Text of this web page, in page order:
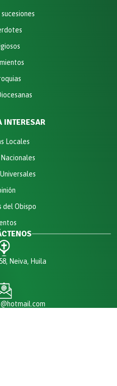
INTERESAR
Locales
del Obispo
Neiva, Huila